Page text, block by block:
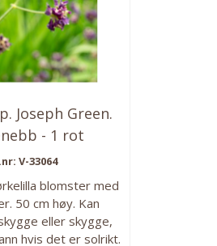
Joseph Green.
- 1 rot
V-33064
blomster med
50 cm høy. Kan
eller skygge,
hvis det er solrikt.